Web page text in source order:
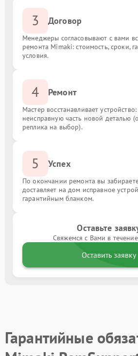
3 Договор
Менеджеры согласовывают с вами
ремонта Mimaki: стоимость, сроки,
условия.
4 Ремонт
Мастер восстанавливает
неисправную часть новой деталью
реплика на выбор).
5 Успех
По окончании ремонта вы
доставляет на дом исправное
гарантийным бланком.
Оставьте
Свяжемся с Вами в
Оставить заявку
Гарантийные